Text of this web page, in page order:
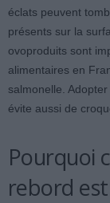
éclats peuvent
présents sur la
ovoproduits sont
alimentaires en
salmonelle.
évite aussi de
Pourquoi
rebord